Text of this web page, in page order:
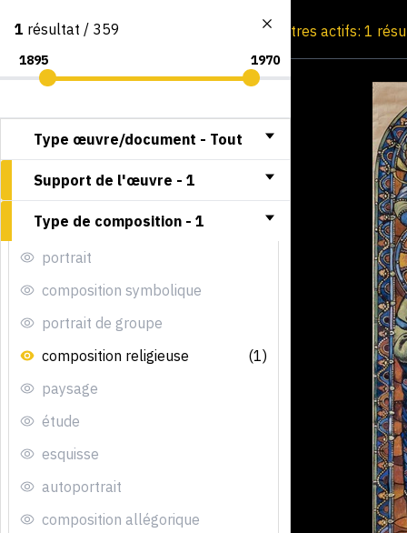
Consultation par image Filtres actifs: 1
1 résultat / 359
Type œuvre/document - Tout
Support de l'œuvre - 1
Type de composition - 1
portrait
composition symbolique
portrait de groupe
composition religieuse
(1)
paysage
étude
esquisse
autoportrait
composition allégorique